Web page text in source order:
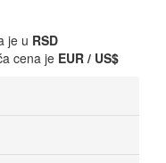
je u RSD
cena je EUR / US$